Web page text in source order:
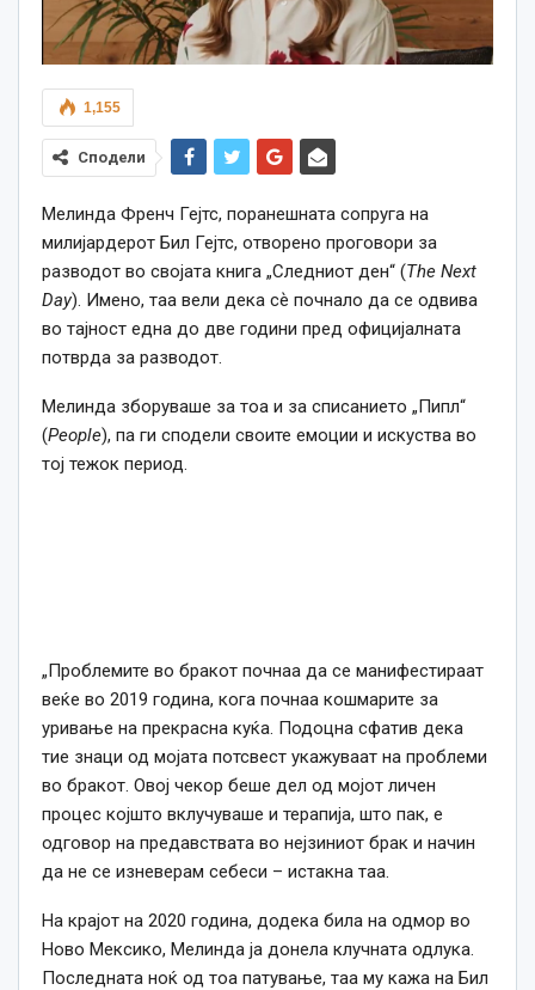
1,155
Сподели
Мелинда Френч Гејтс, поранешната сопруга на
милијардерот Бил Гејтс, отворено проговори за
разводот во својата книга „Следниот ден“ (The Next
Day). Имено, таа вели дека сѐ почнало да се одвива
во тајност една до две години пред официјалната
потврда за разводот.
Мелинда зборуваше за тоа и за списанието „Пипл“
(People), па ги сподели своите емоции и искуства во
тој тежок период.
„Проблемите во бракот почнаа да се манифестираат
веќе во 2019 година, кога почнаа кошмарите за
уривање на прекрасна куќа. Подоцна сфатив дека
тие знаци од мојата потсвест укажуваат на проблеми
во бракот. Овој чекор беше дел од мојот личен
процес којшто вклучуваше и терапија, што пак, е
одговор на предавствата во нејзиниот брак и начин
да не се изневерам себеси – истакна таа.
На крајот на 2020 година, додека била на одмор во
Ново Мексико, Мелинда ја донела клучната одлука.
Последната ноќ од тоа патување, таа му кажа на Бил